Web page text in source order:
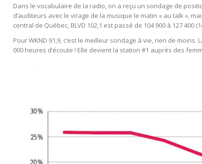
Dans le vocabulaire de la radio, on a reçu un sondage de
d’auditeurs avec le virage de la musique le matin « au talk »,
central de Québec, BLVD 102,1 est passé de 104 900 à 127 400
Pour WKND 91,9, c’est le meilleur sondage à vie, rien de
000 heures d’écoute ! Elle devient la station #1 auprès des